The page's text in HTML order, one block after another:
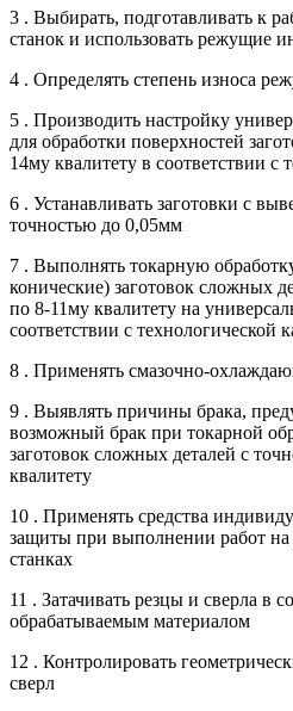
3 . Выбирать, подготавливать к
станок и использовать режущие
4 . Определять степень износа
5 . Производить настройку
для обработки поверхностей
14му квалитету в соответствии с
6 . Устанавливать заготовки с
точностью до 0,05мм
7 . Выполнять токарную
конические) заготовок сложных
по 8-11му квалитету на
соответствии с технологической
8 . Применять смазочно-
9 . Выявлять причины брака,
возможный брак при токарной
заготовок сложных деталей с
квалитету
10 . Применять средства
защиты при выполнении работ
станках
11 . Затачивать резцы и сверла в
обрабатываемым материалом
12 . Контролировать
сверл